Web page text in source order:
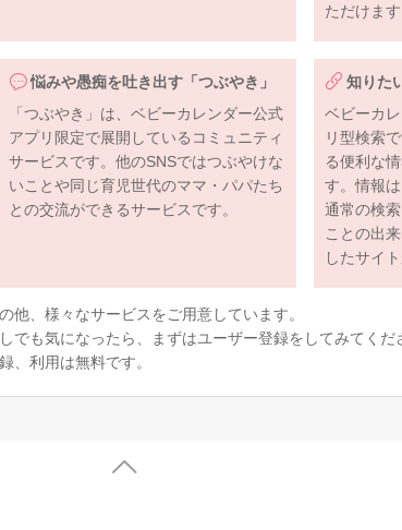
ただけます
悩みや愚痴を吐き出す「つぶやき」
「つぶやき」は、ベビーカレンダー公式
アプリ限定で展開しているコミュニティ
サービスです。他のSNSではつぶやけな
いことや同じ育児世代のママ・パパたち
との交流ができるサービスです。
知りた
ベビーカ
リ型検索
る便利な
す。情報は
通常の検
ことの出
したサイ
他、様々なサービスをご用意しています。
でも気になったら、まずはユーザー登録をしてみてくだ
、利用は無料です。